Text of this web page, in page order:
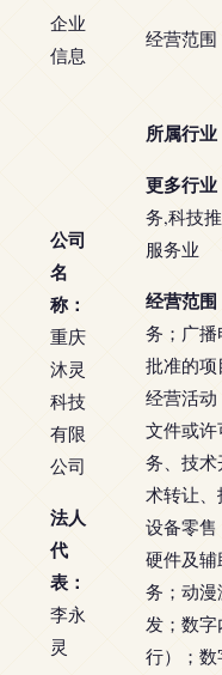
企业
信息
经营范围
公司
名
称：
重庆
沐灵
科技
有限
公司
法人
代
表：
李永
灵
所属行业
更多行业
务,科技
服务业
经营范围
务；广
批准的
经营活
文件或
务、技
术转让
设备零
硬件及
务；动
发；数
行）；